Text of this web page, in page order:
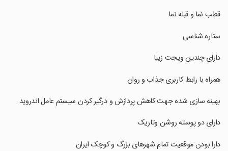
‏‏‏‏قطب نما و قبله نما
‏‏‏‏ستاره شناسی
‏‏‏‏دارای چندین ویجت زیبا
‏‏‏‏همراه با رابط کاربری جذاب و روان
‏‏‏‏بهینه سازی شده جهت کاهش پردازش و درگیر کردن سیستم عامل اندروید
‏‏‏‏دارای دو پوسته روشن وتاریک
‏‏‏‏دارا بودن موقعیت تمام شهرهای بزرگ و کوچک ایران